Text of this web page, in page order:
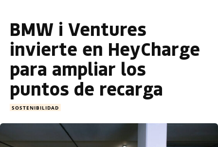
BMW i Ventures
invierte en HeyCharge
para ampliar los
puntos de recarga
SOSTENIBILIDAD